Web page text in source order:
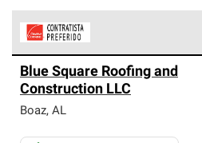
parte de una red exclusiva de
que cumplen con altos
de profesionalismo y
Blue Square Roofing and
Construction LLC
Boaz, AL